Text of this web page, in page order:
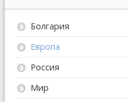
Болгария
Европа
Россия
Мир